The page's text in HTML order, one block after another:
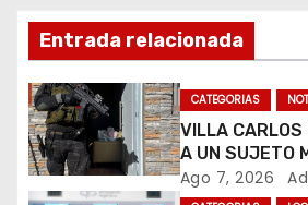
n
d
e
e
Entrada relacionada
CATEGORIAS
VILLA CARLOS
A UN SUJETO
MARIHUANA
Ago 7, 2026